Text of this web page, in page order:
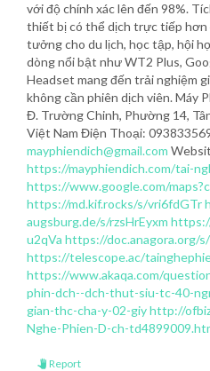
với độ chính xác lên đến 98%.
thiết bị có thể dịch trực tiếp hơn
tưởng cho du lịch, học tập, hội
dòng nổi bật như WT2 Plus,
Headset mang đến trải nghiệm
không cần phiên dịch viên. Máy
Đ. Trường Chinh, Phường 14,
Việt Nam Điện Thoại:
mayphiendich@gmail.com
https://mayphiendich.com/tai-
https://www.google.com/
https://md.kif.rocks/s/vri6fdGTr
augsburg.de/s/rzsHrEyxm
u2qVa https://doc.anagora.org/s/
https://telescope.ac/
https://www.akaqa.com/
phin-dch--dch-thut-siu-tc-40-
gian-thc-cha-y-02-giyhttp://
Nghe-Phien-D-ch-
Report